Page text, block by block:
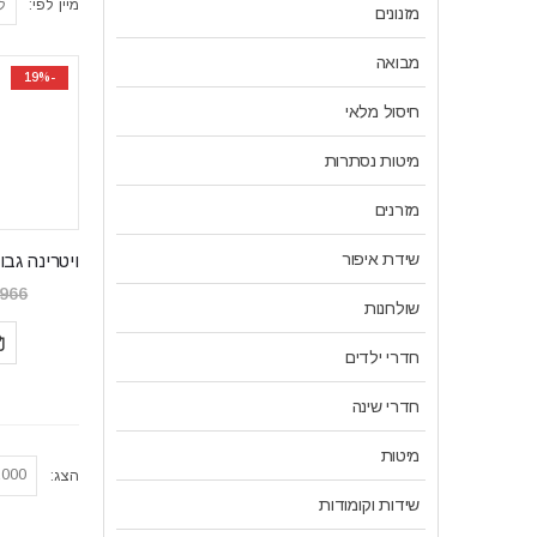
מיין לפי:
-19%
הצג:
מזנונים
מבואה
חיסול מלאי
מיטות נסתרות
מזרנים
שידת איפור
שולחנות
חדרי ילדים
חדרי שינה
מיטות
שידות וקומודות